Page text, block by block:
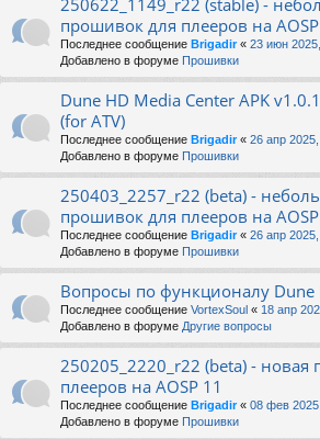
прошивок для плееров на
Последнее сообщение Brigadir« 23 июн
Добавлено в форуме Прошивки
Dune HD Media Center APK
(for ATV)
Последнее сообщение Brigadir« 26 апр
Добавлено в форуме Прошивки
250403_2257_r22 (beta) -
прошивок для плееров на
Последнее сообщение Brigadir« 26 апр
Добавлено в форуме Прошивки
Вопросы по функционалу Dune
Последнее сообщение VortexSoul « 18 апр
Добавлено в форуме Другие вопросы
250205_2220_r22 (beta) - новая
плееров на AOSP 11
Последнее сообщение Brigadir« 08 фев
Добавлено в форуме Прошивки